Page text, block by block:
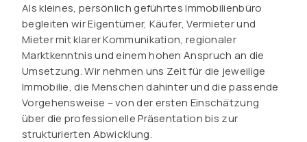
Als kleines, persönlich geführtes Immobilienbüro
begleiten wir Eigentümer, Käufer, Vermieter und
Mieter mit klarer Kommunikation, regionaler
Marktkenntnis und einem hohen Anspruch an die
Umsetzung. Wir nehmen uns Zeit für die jeweilige
Immobilie, die Menschen dahinter und die passende
Vorgehensweise – von der ersten Einschätzung
über die professionelle Präsentation bis zur
strukturierten Abwicklung.